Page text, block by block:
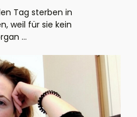
Tag sterben in
weil für sie kein
...